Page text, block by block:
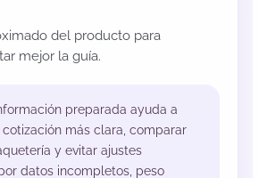
del producto para
mejor la guía.
preparada ayuda a
más clara, comparar
y evitar ajustes
datos incompletos, peso